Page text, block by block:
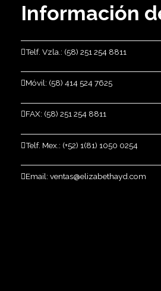
Información
Telf. Vzla.: (58) 251 254 8811
Móvil: (58) 414 524 7625
FAX: (58) 251 254 8811
Telf. Mex.: (+52) 1(81) 1050 0254
Email: ventas@elizabethayd.com